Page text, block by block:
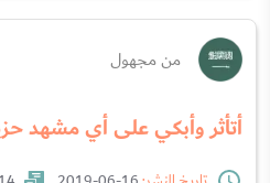
من مجهول
أتأثر وأبكي على أي مشهد